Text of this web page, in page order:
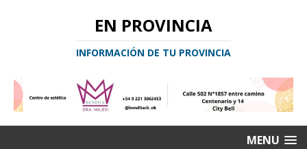
EN PROVINCIA
INFORMACIÓN DE TU PROVINCIA
MENU